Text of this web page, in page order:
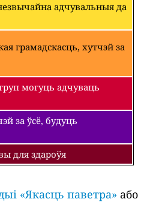
адчувальныя да
грамадскасць, хутчэй за
могуць адчуваць
за ўсё, будуць
для здароўя
«Якасць паветра» або